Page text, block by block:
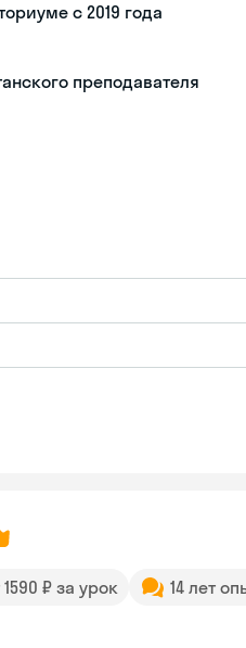
с 2019 года
преподавателя
1590 ₽ за урок 14 лет